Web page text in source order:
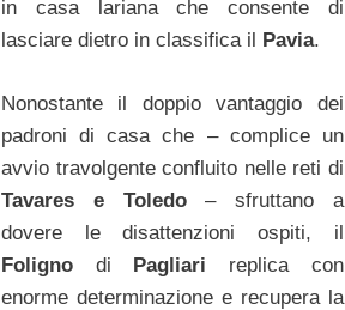
in casa lariana che consente di
lasciare dietro in classifica il
Pavia.
Nonostante il doppio vantaggio dei
padroni di casa che – complice un
avvio travolgente confluito nelle reti di
Tavares e Toledo– sfruttano a
dovere le disattenzioni ospiti, il
Folignodi Pagliari replica con
enorme determinazione e recupera la